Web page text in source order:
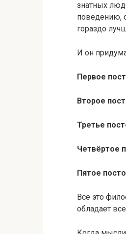
знатных
поведению,
гораздо
И он
Первое
Второе
Третье
Четвёртое
Пятое
Всё это
обладает